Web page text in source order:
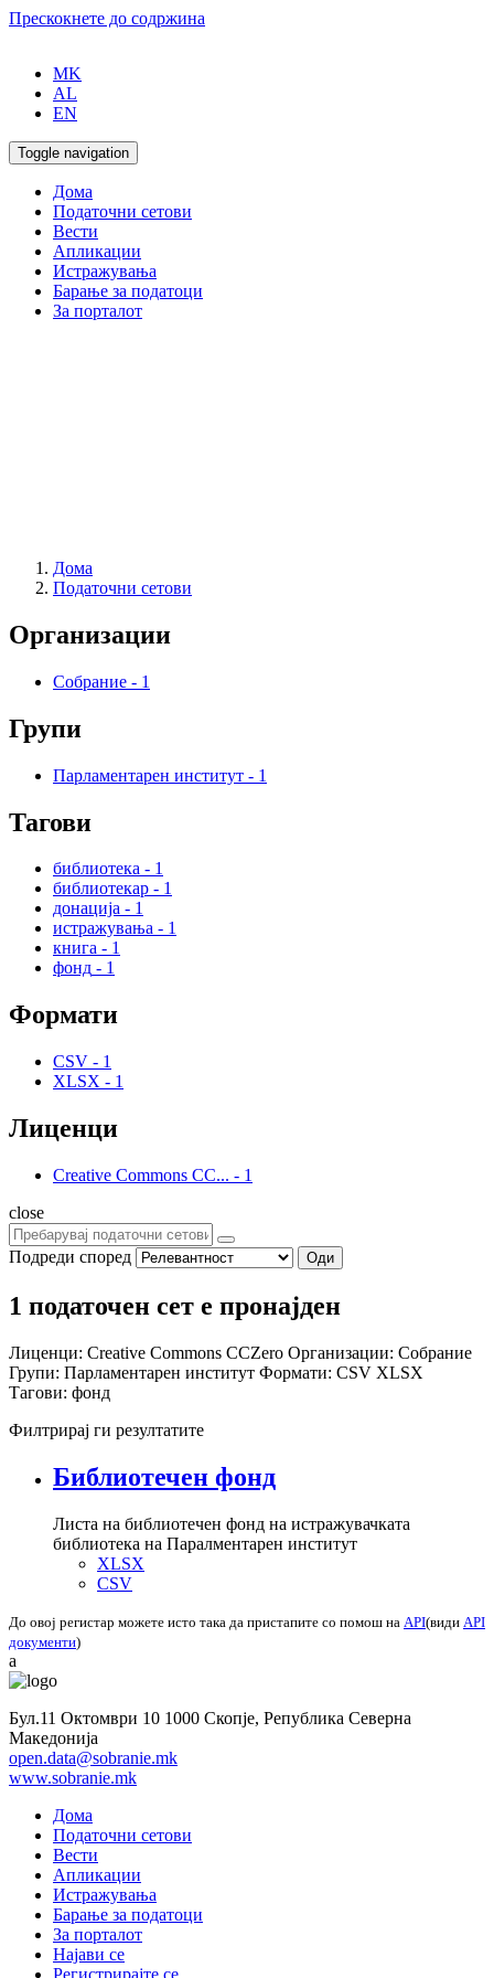
Прескокнете до содржина
MK
AL
EN
Toggle navigation
Дома
Податочни сетови
Вести
Апликации
Истражувања
Барање за податоци
За порталот
Дома
Податочни сетови
Организации
Собрание - 1
Групи
Парламентарен институт - 1
Тагови
библиотека - 1
библиотекар - 1
донација - 1
истражувања - 1
книга - 1
фонд - 1
Формати
CSV - 1
XLSX - 1
Лиценци
Creative Commons CC... - 1
close
Подреди според Оди
1 податочен сет е пронајден
Лиценци: Creative Commons CCZero Организации: Собрание
Групи: Парламентарен институт Формати: CSV XLSX
Тагови: фонд
Филтрирај ги резултатите
Библиотечен фонд
Листа на библиотечен фонд на истражувачката
библиотека на Паралментарен институт
XLSX
CSV
До овој регистар можете исто така да пристапите со помош на API(види API
документи)
a
Бул.11 Октомври 10 1000 Скопје, Република Северна
Македонија
open.data@sobranie.mk
www.sobranie.mk
Дома
Податочни сетови
Вести
Апликации
Истражувања
Барање за податоци
За порталот
Најави се
Регистрирајте се